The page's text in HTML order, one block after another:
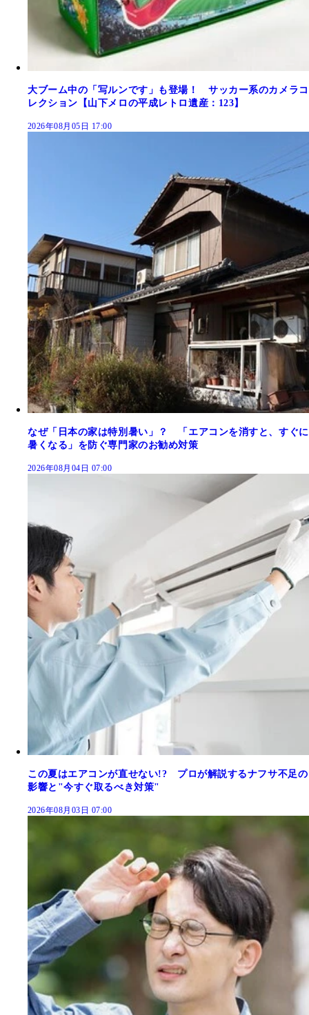
大ブーム中の「写ルンです」も登場！ サッカー系のカメラコ
レクション【山下メロの平成レトロ遺産：123】
2026年08月05日 17:00
なぜ「日本の家は特別暑い」？ 「エアコンを消すと、すぐに
暑くなる」を防ぐ専門家のお勧め対策
2026年08月04日 07:00
この夏はエアコンが直せない!? プロが解説するナフサ不足の
影響と"今すぐ取るべき対策"
2026年08月03日 07:00